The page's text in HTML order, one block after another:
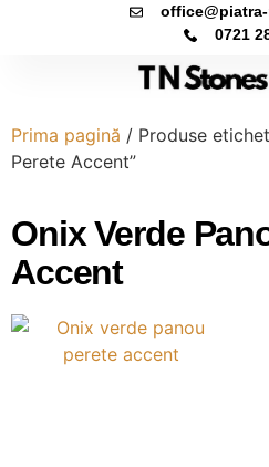
0721
Prima pagină / Produse
Perete Accent”
Onix Verde
Accent